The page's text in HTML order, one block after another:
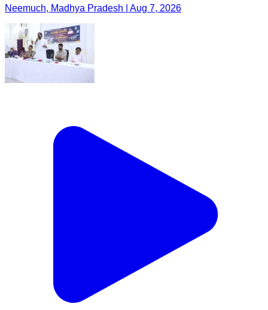
Neemuch, Madhya Pradesh | Aug 7, 2026